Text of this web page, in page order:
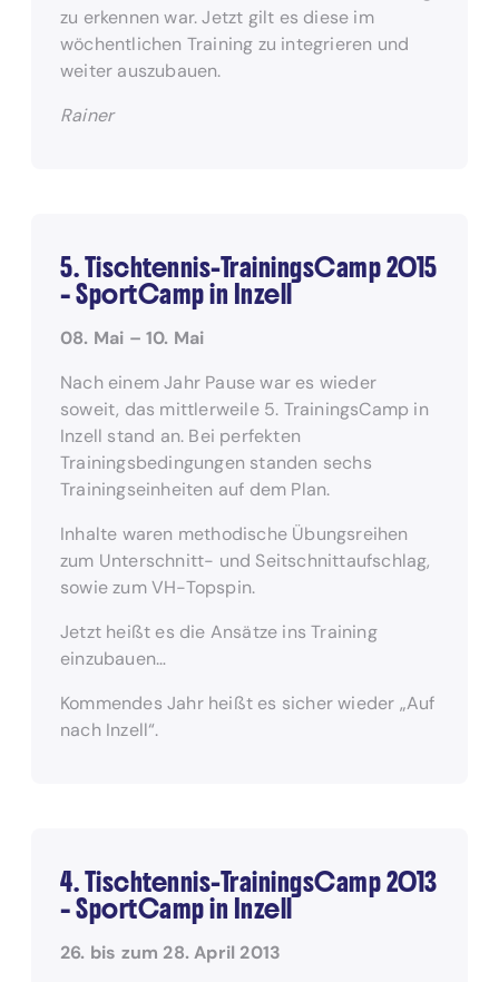
zu erkennen war. Jetzt gilt es diese im
wöchentlichen Training zu integrieren und
weiter auszubauen.
Rainer
5. Tischtennis-TrainingsCamp 2015
– SportCamp in Inzell
08. Mai – 10. Mai
Nach einem Jahr Pause war es wieder
soweit, das mittlerweile 5. TrainingsCamp in
Inzell stand an. Bei perfekten
Trainingsbedingungen standen sechs
Trainingseinheiten auf dem Plan.
Inhalte waren methodische Übungsreihen
zum Unterschnitt- und Seitschnittaufschlag,
sowie zum VH-Topspin.
Jetzt heißt es die Ansätze ins Training
einzubauen…
Kommendes Jahr heißt es sicher wieder „Auf
nach Inzell“.
4. Tischtennis-TrainingsCamp 2013
– SportCamp in Inzell
26. bis zum 28. April 2013